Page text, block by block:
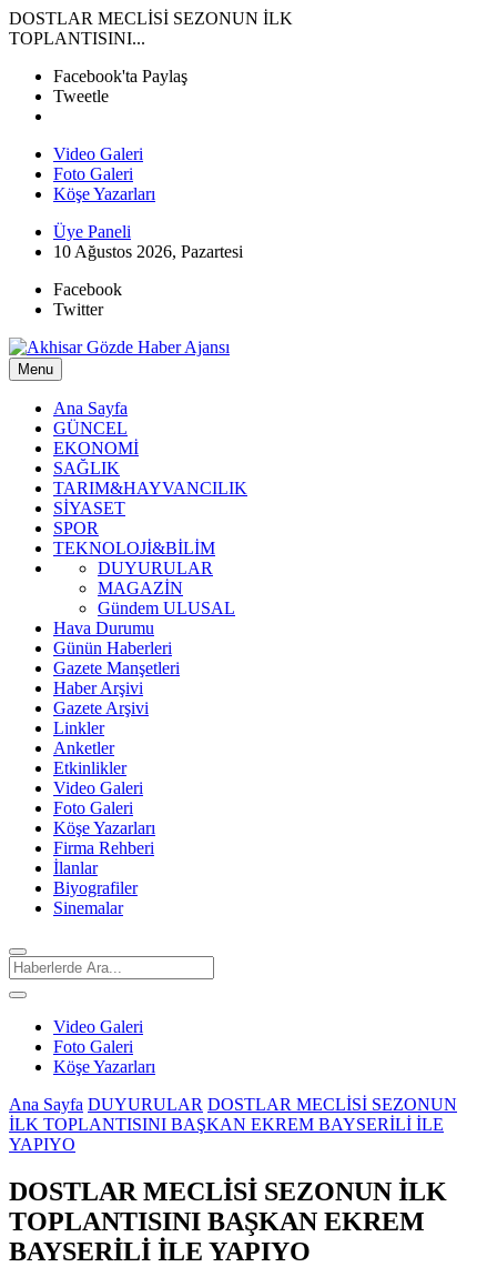
DOSTLAR MECLİSİ SEZONUN İLK
TOPLANTISINI...
Facebook'ta Paylaş
Tweetle
Video Galeri
Foto Galeri
Köşe Yazarları
Üye Paneli
10 Ağustos 2026, Pazartesi
Facebook
Twitter
Menu
Ana Sayfa
GÜNCEL
EKONOMİ
SAĞLIK
TARIM&HAYVANCILIK
SİYASET
SPOR
TEKNOLOJİ&BİLİM
DUYURULAR
MAGAZİN
Gündem ULUSAL
Hava Durumu
Günün Haberleri
Gazete Manşetleri
Haber Arşivi
Gazete Arşivi
Linkler
Anketler
Etkinlikler
Video Galeri
Foto Galeri
Köşe Yazarları
Firma Rehberi
İlanlar
Biyografiler
Sinemalar
Video Galeri
Foto Galeri
Köşe Yazarları
Ana Sayfa DUYURULAR DOSTLAR MECLİSİ SEZONUN
İLK TOPLANTISINI BAŞKAN EKREM BAYSERİLİ İLE
YAPIYO
DOSTLAR MECLİSİ SEZONUN İLK
TOPLANTISINI BAŞKAN EKREM
BAYSERİLİ İLE YAPIYO